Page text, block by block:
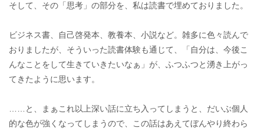
そして、その「思考」の部分を、私は読書で埋めておりました。
ビジネス書、自己啓発本、教養本、小説など。雑多に色々読んで
おりましたが、そういった読書体験も通じて、「自分は、今後こ
んなことをして生きていきたいなぁ」が、ふつふつと湧き上がっ
てきたように思います。
……と、まぁこれ以上深い話に立ち入ってしまうと、だいぶ個人
的な色が強くなってしまうので、この話はあえてぼんやり終わら